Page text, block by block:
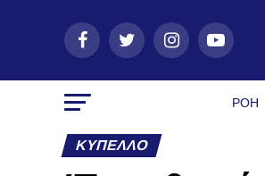
ΡΟΗ
ΚΎΠΕΛΛΟ